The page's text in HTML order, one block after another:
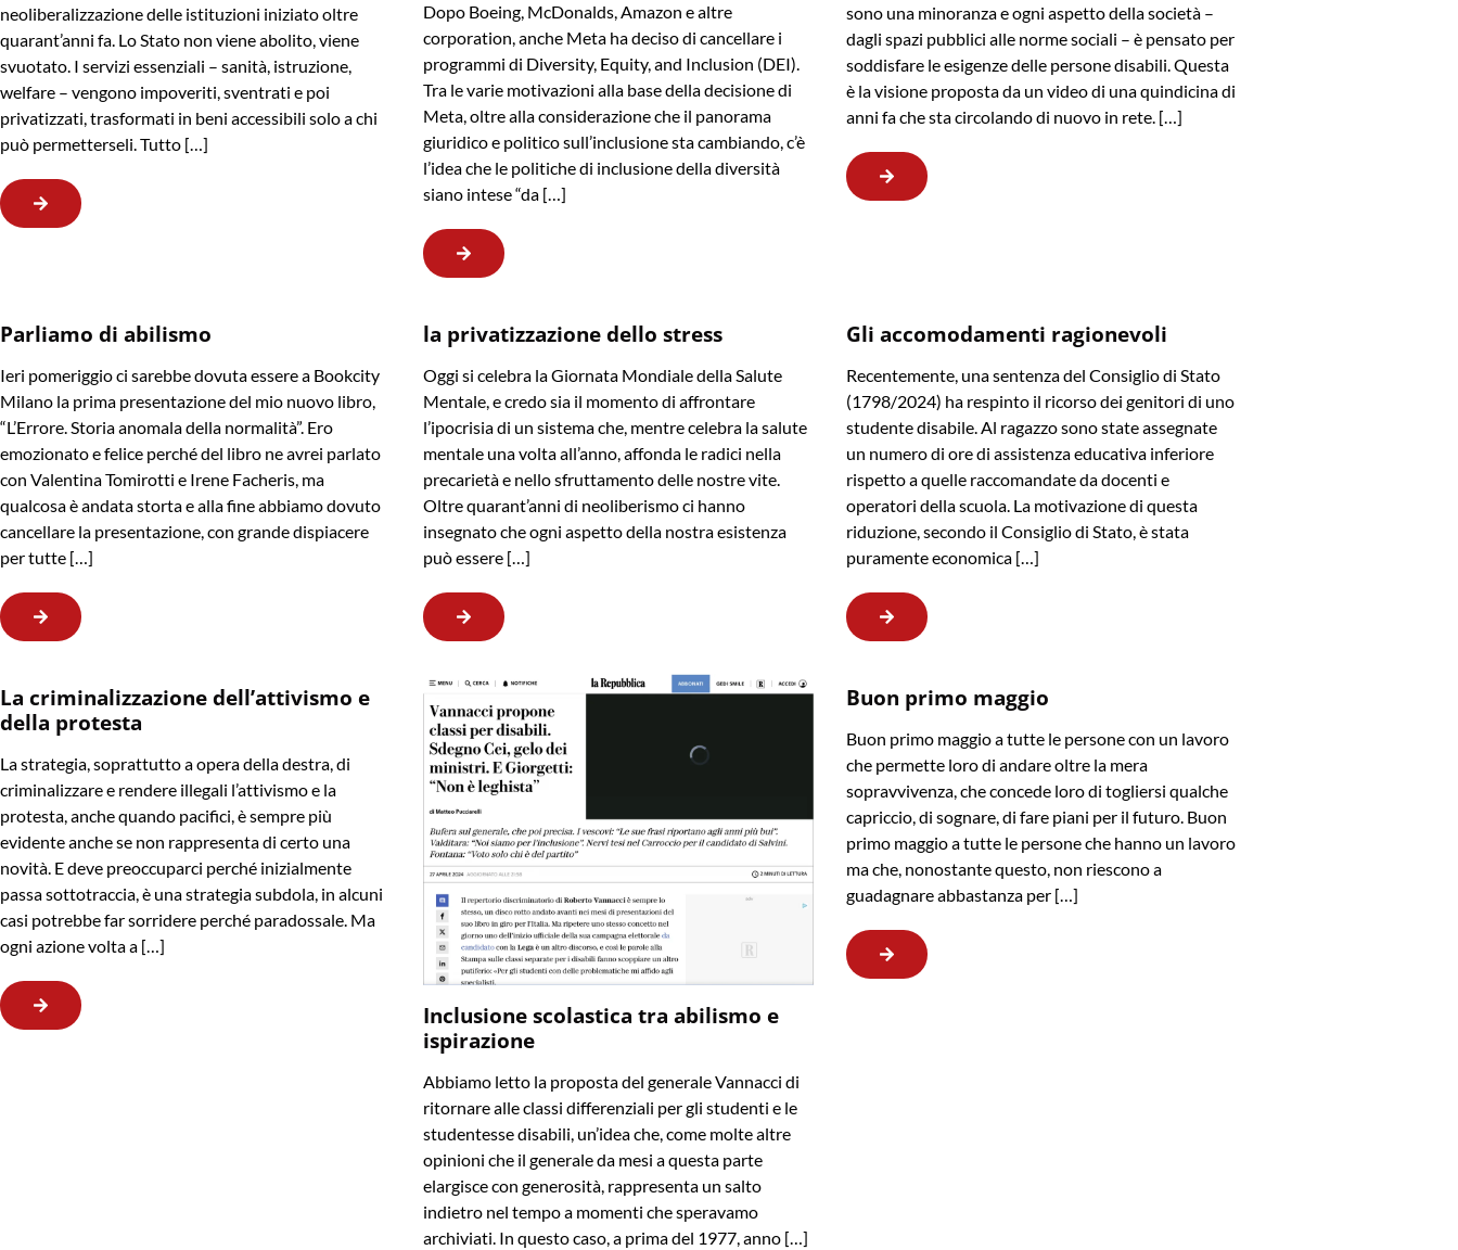
neoliberalizzazione delle istituzioni iniziato oltre
quarant’anni fa. Lo Stato non viene abolito, viene
svuotato. I servizi essenziali – sanità, istruzione,
welfare – vengono impoveriti, sventrati e poi
privatizzati, trasformati in beni accessibili solo a chi
può permetterseli. Tutto […]
Dopo Boeing, McDonalds, Amazon e altre
corporation, anche Meta ha deciso di cancellare i
programmi di Diversity, Equity, and Inclusion (DEI).
Tra le varie motivazioni alla base della decisione di
Meta, oltre alla considerazione che il panorama
giuridico e politico sull’inclusione sta cambiando, c’è
l’idea che le politiche di inclusione della diversità
siano intese “da […]
sono una minoranza e ogni aspetto della società –
dagli spazi pubblici alle norme sociali – è pensato per
soddisfare le esigenze delle persone disabili. Questa
è la visione proposta da un video di una quindicina di
anni fa che sta circolando di nuovo in rete. […]
Parliamo di abilismo
Ieri pomeriggio ci sarebbe dovuta essere a Bookcity
Milano la prima presentazione del mio nuovo libro,
“L’Errore. Storia anomala della normalità”. Ero
emozionato e felice perché del libro ne avrei parlato
con Valentina Tomirotti e Irene Facheris, ma
qualcosa è andata storta e alla fine abbiamo dovuto
cancellare la presentazione, con grande dispiacere
per tutte […]
la privatizzazione dello stress
Oggi si celebra la Giornata Mondiale della Salute
Mentale, e credo sia il momento di affrontare
l’ipocrisia di un sistema che, mentre celebra la salute
mentale una volta all’anno, affonda le radici nella
precarietà e nello sfruttamento delle nostre vite.
Oltre quarant’anni di neoliberismo ci hanno
insegnato che ogni aspetto della nostra esistenza
può essere […]
Gli accomodamenti ragionevoli
Recentemente, una sentenza del Consiglio di Stato
(1798/2024) ha respinto il ricorso dei genitori di uno
studente disabile. Al ragazzo sono state assegnate
un numero di ore di assistenza educativa inferiore
rispetto a quelle raccomandate da docenti e
operatori della scuola. La motivazione di questa
riduzione, secondo il Consiglio di Stato, è stata
puramente economica […]
La criminalizzazione dell’attivismo e
della protesta
La strategia, soprattutto a opera della destra, di
criminalizzare e rendere illegali l’attivismo e la
protesta, anche quando pacifici, è sempre più
evidente anche se non rappresenta di certo una
novità. E deve preoccuparci perché inizialmente
passa sottotraccia, è una strategia subdola, in alcuni
casi potrebbe far sorridere perché paradossale. Ma
ogni azione volta a […]
Inclusione scolastica tra abilismo e
ispirazione
Abbiamo letto la proposta del generale Vannacci di
ritornare alle classi differenziali per gli studenti e le
studentesse disabili, un’idea che, come molte altre
opinioni che il generale da mesi a questa parte
elargisce con generosità, rappresenta un salto
indietro nel tempo a momenti che speravamo
archiviati. In questo caso, a prima del 1977, anno […]
Buon primo maggio
Buon primo maggio a tutte le persone con un lavoro
che permette loro di andare oltre la mera
sopravvivenza, che concede loro di togliersi qualche
capriccio, di sognare, di fare piani per il futuro. Buon
primo maggio a tutte le persone che hanno un lavoro
ma che, nonostante questo, non riescono a
guadagnare abbastanza per […]